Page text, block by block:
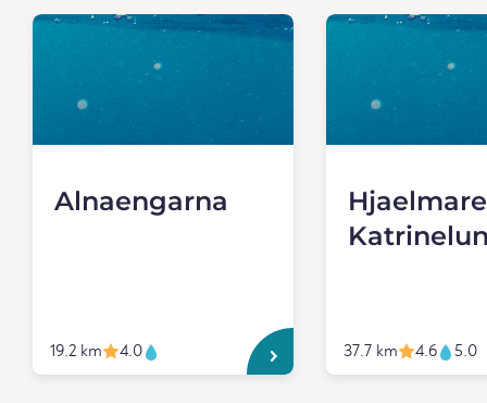
Alnaengarna
19.2 km 4.0 37.7 km 4.6 5.0